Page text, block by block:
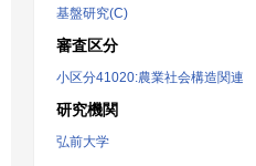
基盤研究(C)
審査区分
小区分41020:農業社会構造関連
研究機関
弘前大学